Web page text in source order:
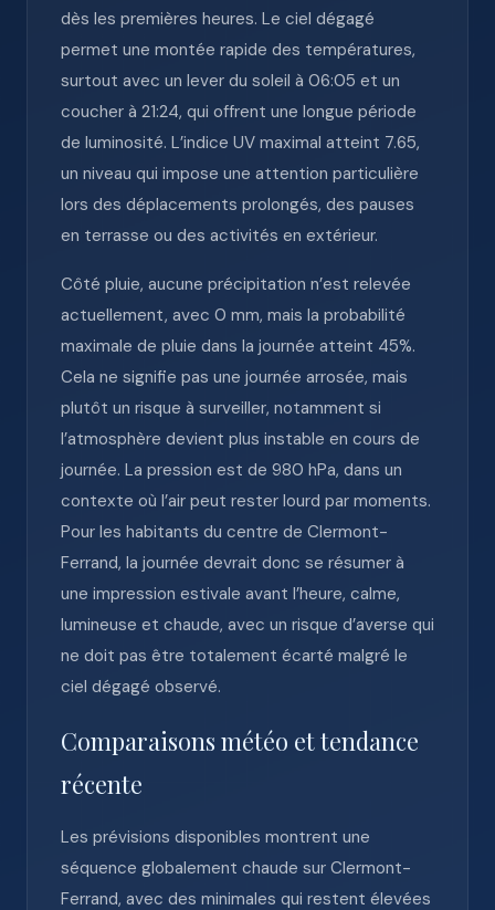
dès les premières heures. Le ciel dégagé
permet une montée rapide des températures,
surtout avec un lever du soleil à 06:05 et un
coucher à 21:24, qui offrent une longue période
de luminosité. L’indice UV maximal atteint 7.65,
un niveau qui impose une attention particulière
lors des déplacements prolongés, des pauses
en terrasse ou des activités en extérieur.
Côté pluie, aucune précipitation n’est relevée
actuellement, avec 0 mm, mais la probabilité
maximale de pluie dans la journée atteint 45%.
Cela ne signifie pas une journée arrosée, mais
plutôt un risque à surveiller, notamment si
l’atmosphère devient plus instable en cours de
journée. La pression est de 980 hPa, dans un
contexte où l’air peut rester lourd par moments.
Pour les habitants du centre de Clermont-
Ferrand, la journée devrait donc se résumer à
une impression estivale avant l’heure, calme,
lumineuse et chaude, avec un risque d’averse qui
ne doit pas être totalement écarté malgré le
ciel dégagé observé.
Comparaisons météo et tendance
récente
Les prévisions disponibles montrent une
séquence globalement chaude sur Clermont-
Ferrand, avec des minimales qui restent élevées